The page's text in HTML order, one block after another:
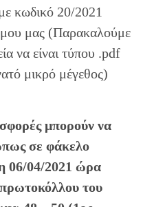
κωδικό 20/2021
μας (Παρακαλούμε
να είναι τύπου .pdf
μικρό μέγεθος)
μπορούν να
σε φάκελο
06/04/2021 ώρα
του